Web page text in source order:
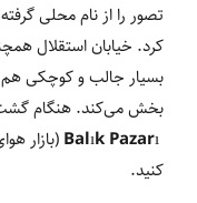
تصور را از نام محلی
کرد. خیابان استقلال
بسیار جالب و کوچکی
بخش می‌کند. هنگام گشت‌و
(بازار
کنید.